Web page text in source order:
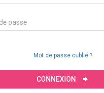
Mot de passe oublié ?
CONNEXION